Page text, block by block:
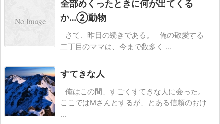
全部めくったときに何が出てくる
か…②動物
さて、昨日の続きである。 俺の敬愛する
二丁目のママは、今まで数多く ...
すてきな人
俺はこの間、すごくすてきな人に会った。
ここではMさんとするが、とある信頼のおけ
...